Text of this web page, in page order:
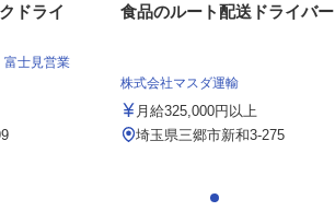
ドライ
士見営業
食品のルート配送ドライバー
株式会社マスダ運輸
月給325,000円以上
埼玉県三郷市新和3-275